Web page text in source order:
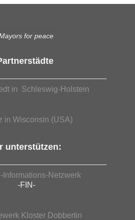
for peace
in Schleswig-Holstein
in Wisconsin (USA)
unterstützen:
Informations-Netzwerk
-FIN-
Kloster Dobbertin